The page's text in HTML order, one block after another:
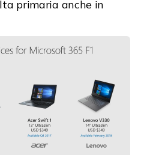
primaria anche in